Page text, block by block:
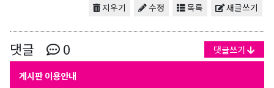
새글쓰기
목록
수정
지우기
댓글 0 댓글쓰기
게시판 이용안내